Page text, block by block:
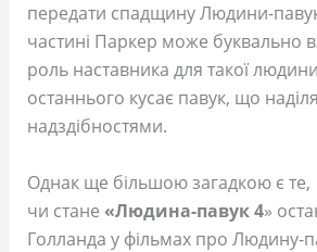
передати спадщину Людини-
частині Паркер може буквально
роль наставника для такої
останнього кусає павук, що
надздібностями.
Однак ще більшою загадкою є те,
чи стане «Людина-павук 4»
Голланда у фільмах про Людину-